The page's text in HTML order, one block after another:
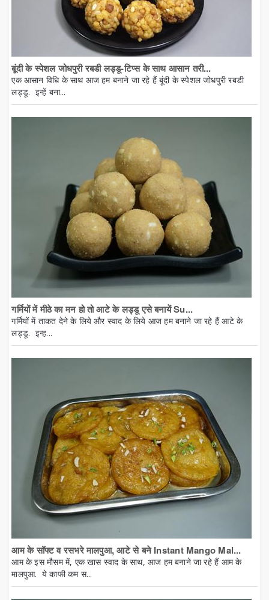
बूंदी के स्पेशल जोधपुरी रबडी लड्डू-टिप्स के साथ आसान तरी...
एक आसान विधि के साथ आज हम बनाने जा रहे हैं बूंदी के स्पेशल जोधपुरी रबडी
लड्डू. इन्हें बना...
गर्मियों में मीठे का मन हो तो आटे के लड्डू एसे बनायें Su...
गर्मियों में ताकत देने के लिये और स्वाद के लिये आज हम बनाने जा रहे हैं आटे के
लड्डू. इन्ह...
आम के सॉफ्ट व रसभरे मालपुआ, आटे से बने Instant Mango Mal...
आम के इस मौसम में, एक खास स्वाद के साथ, आज हम बनाने जा रहे हैं आम के
मालपुआ. ये काफी कम स...